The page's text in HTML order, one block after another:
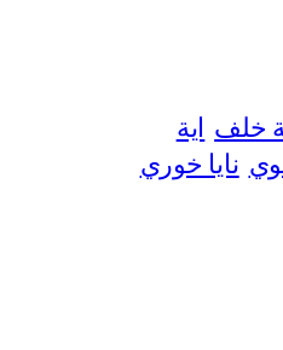
خلف اية
نايا خوري